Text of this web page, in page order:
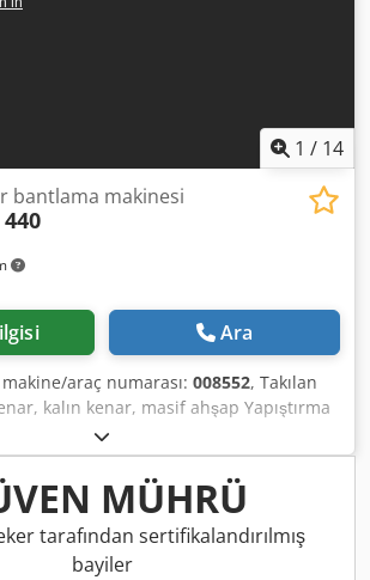
1 / 14
bantlama makinesi
440
Ara
makine/araç numarası: 008552, Takılan
kalın kenar, masif ahşap Yapıştırma
frezeleme: evet Djdpszg D D Dofx
ünite: evet Maks. ilerleme hızı: 14
plaka kalınlığı: 60 mm Çalışma üniteleri:
MÜHRÜ
tarafından sertifikalandırılmış
bayiler